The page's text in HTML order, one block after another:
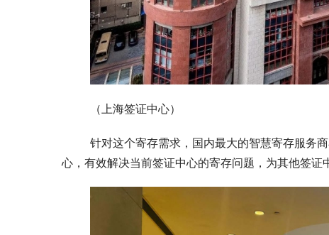
	（上海签证中心）
心，有效解决当前签证中心的寄存问题，为其他签证